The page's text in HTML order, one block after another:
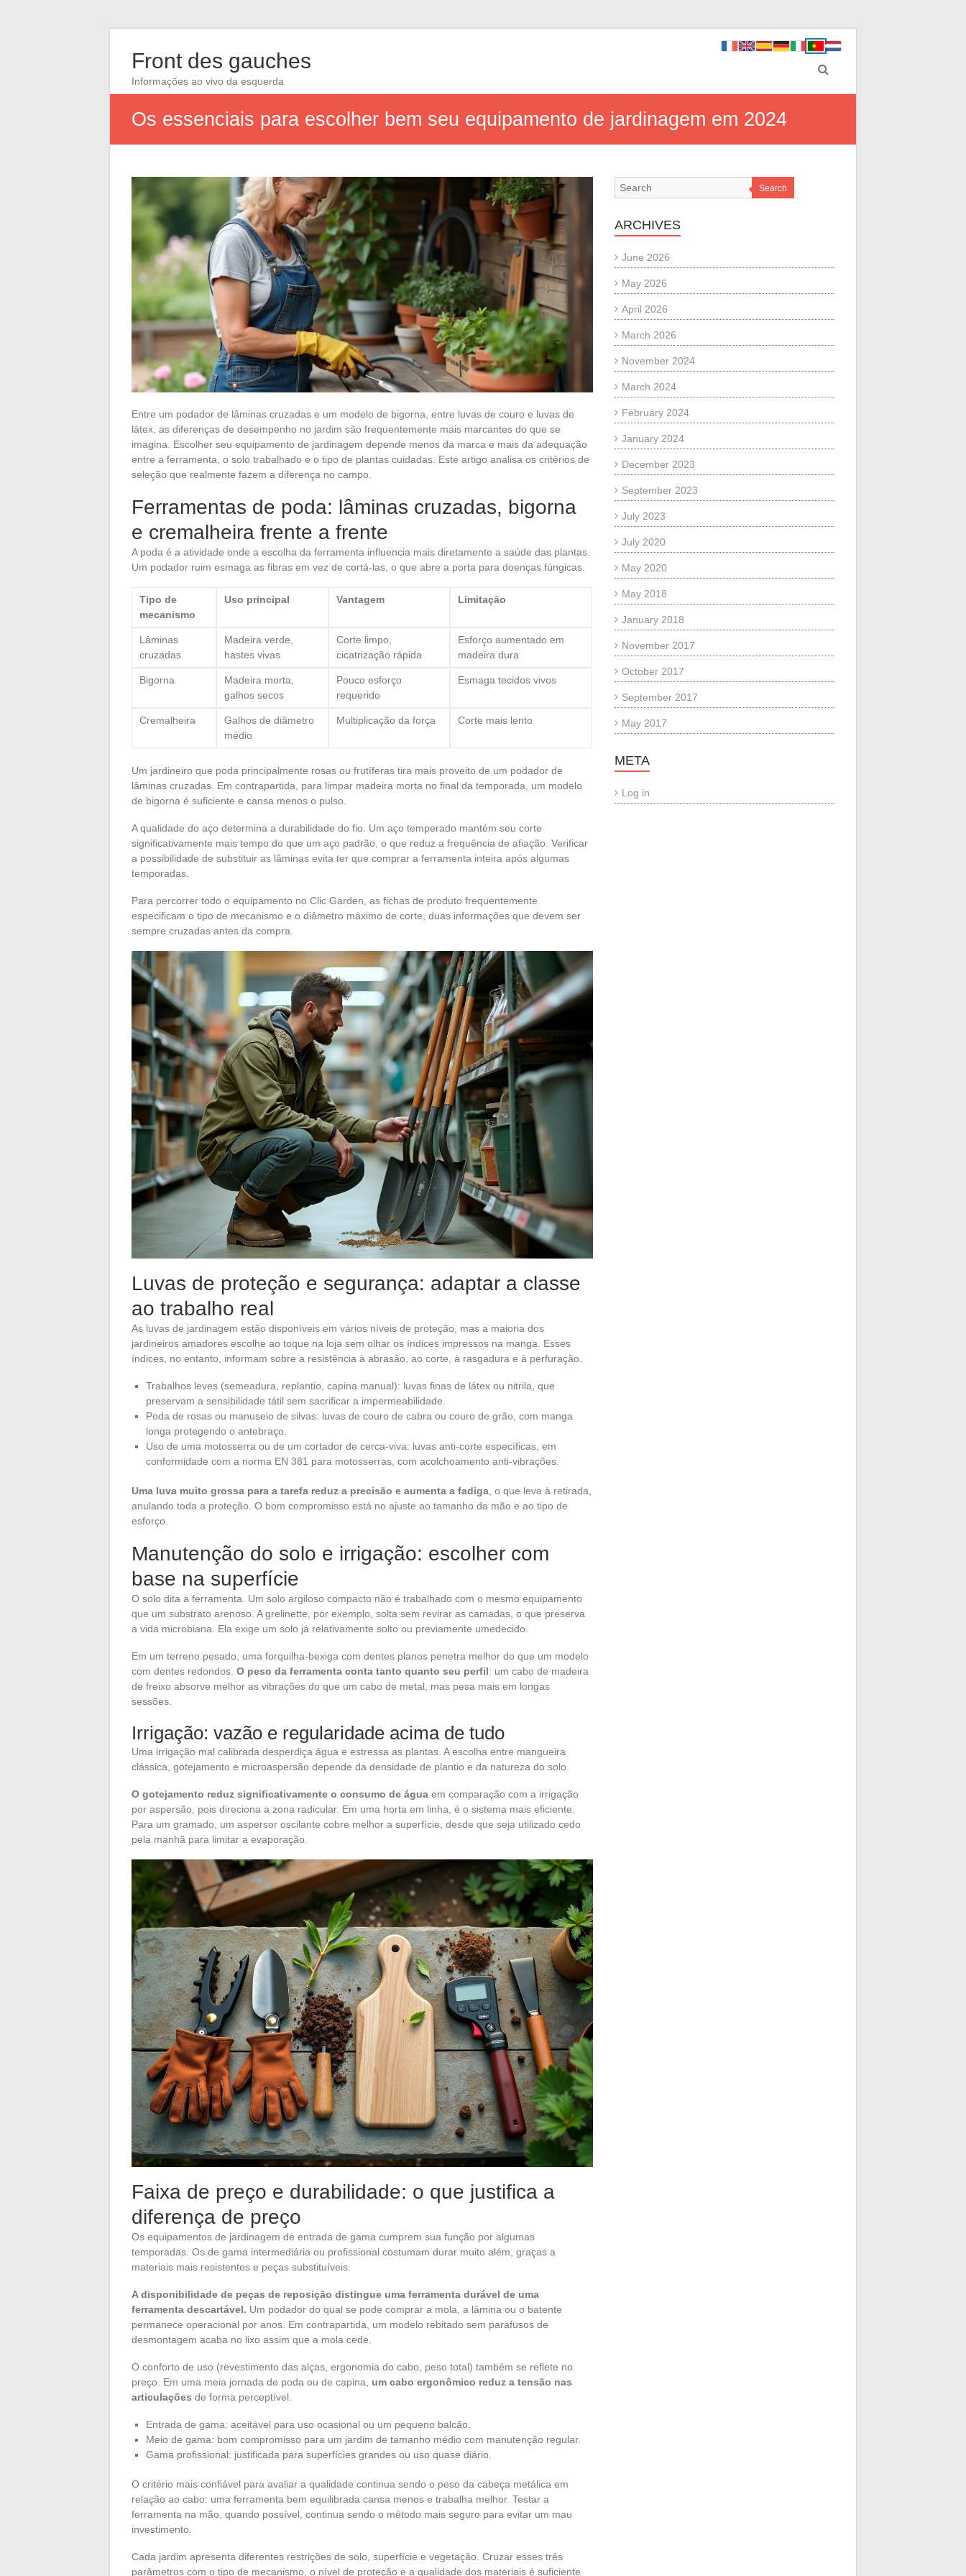
Front des gauches
Informações ao vivo da esquerda
Os essenciais para escolher bem seu equipamento de jardinagem em 2024
Entre um podador de lâminas cruzadas e um modelo de bigorna, entre luvas de couro e luvas de
látex, as diferenças de desempenho no jardim são frequentemente mais marcantes do que se
imagina. Escolher seu equipamento de jardinagem depende menos da marca e mais da adequação
entre a ferramenta, o solo trabalhado e o tipo de plantas cuidadas. Este artigo analisa os critérios de
seleção que realmente fazem a diferença no campo.
Ferramentas de poda: lâminas cruzadas, bigorna
e cremalheira frente a frente
A poda é a atividade onde a escolha da ferramenta influencia mais diretamente a saúde das plantas.
Um podador ruim esmaga as fibras em vez de cortá-las, o que abre a porta para doenças fúngicas.
Tipo de
mecanismo
Uso principal Vantagem Limitação
Lâminas
cruzadas
Madeira verde,
hastes vivas
Corte limpo,
cicatrização rápida
Esforço aumentado em
madeira dura
Bigorna
Madeira morta,
galhos secos
Pouco esforço
requerido
Esmaga tecidos vivos
Cremalheira
Galhos de diâmetro
médio
Multiplicação da força Corte mais lento
Um jardineiro que poda principalmente rosas ou frutíferas tira mais proveito de um podador de
lâminas cruzadas. Em contrapartida, para limpar madeira morta no final da temporada, um modelo
de bigorna é suficiente e cansa menos o pulso.
A qualidade do aço determina a durabilidade do fio. Um aço temperado mantém seu corte
significativamente mais tempo do que um aço padrão, o que reduz a frequência de afiação. Verificar
a possibilidade de substituir as lâminas evita ter que comprar a ferramenta inteira após algumas
temporadas.
Para percorrer todo o equipamento no Clic Garden, as fichas de produto frequentemente
especificam o tipo de mecanismo e o diâmetro máximo de corte, duas informações que devem ser
sempre cruzadas antes da compra.
Luvas de proteção e segurança: adaptar a classe
ao trabalho real
As luvas de jardinagem estão disponíveis em vários níveis de proteção, mas a maioria dos
jardineiros amadores escolhe ao toque na loja sem olhar os índices impressos na manga. Esses
índices, no entanto, informam sobre a resistência à abrasão, ao corte, à rasgadura e à perfuração.
Trabalhos leves (semeadura, replantio, capina manual): luvas finas de látex ou nitrila, que
preservam a sensibilidade tátil sem sacrificar a impermeabilidade.
Poda de rosas ou manuseio de silvas: luvas de couro de cabra ou couro de grão, com manga
longa protegendo o antebraço.
Uso de uma motosserra ou de um cortador de cerca-viva: luvas anti-corte específicas, em
conformidade com a norma EN 381 para motosserras, com acolchoamento anti-vibrações.
Uma luva muito grossa para a tarefa reduz a precisão e aumenta a fadiga , o que leva à retirada,
anulando toda a proteção. O bom compromisso está no ajuste ao tamanho da mão e ao tipo de
esforço.
Manutenção do solo e irrigação: escolher com
base na superfície
O solo dita a ferramenta. Um solo argiloso compacto não é trabalhado com o mesmo equipamento
que um substrato arenoso. A grelinette, por exemplo, solta sem revirar as camadas, o que preserva
a vida microbiana. Ela exige um solo já relativamente solto ou previamente umedecido.
Em um terreno pesado, uma forquilha-bexiga com dentes planos penetra melhor do que um modelo
com dentes redondos. O peso da ferramenta conta tanto quanto seu perfil: um cabo de madeira
de freixo absorve melhor as vibrações do que um cabo de metal, mas pesa mais em longas
sessões.
Irrigação: vazão e regularidade acima de tudo
Uma irrigação mal calibrada desperdiça água e estressa as plantas. A escolha entre mangueira
clássica, gotejamento e microaspersão depende da densidade de plantio e da natureza do solo.
O gotejamento reduz significativamente o consumo de água em comparação com a irrigação
por aspersão, pois direciona a zona radicular. Em uma horta em linha, é o sistema mais eficiente.
Para um gramado, um aspersor oscilante cobre melhor a superfície, desde que seja utilizado cedo
pela manhã para limitar a evaporação.
Faixa de preço e durabilidade: o que justifica a
diferença de preço
Os equipamentos de jardinagem de entrada de gama cumprem sua função por algumas
temporadas. Os de gama intermediária ou profissional costumam durar muito além, graças a
materiais mais resistentes e peças substituíveis.
A disponibilidade de peças de reposição distingue uma ferramenta durável de uma
ferramenta descartável. Um podador do qual se pode comprar a mola, a lâmina ou o batente
permanece operacional por anos. Em contrapartida, um modelo rebitado sem parafusos de
desmontagem acaba no lixo assim que a mola cede.
O conforto de uso (revestimento das alças, ergonomia do cabo, peso total) também se reflete no
preço. Em uma meia jornada de poda ou de capina, um cabo ergonômico reduz a tensão nas
articulações de forma perceptível.
Entrada de gama: aceitável para uso ocasional ou um pequeno balcão.
Meio de gama: bom compromisso para um jardim de tamanho médio com manutenção regular.
Gama profissional: justificada para superfícies grandes ou uso quase diário.
O critério mais confiável para avaliar a qualidade continua sendo o peso da cabeça metálica em
relação ao cabo: uma ferramenta bem equilibrada cansa menos e trabalha melhor. Testar a
ferramenta na mão, quando possível, continua sendo o método mais seguro para evitar um mau
investimento.
Cada jardim apresenta diferentes restrições de solo, superfície e vegetação. Cruzar esses três
parâmetros com o tipo de mecanismo, o nível de proteção e a qualidade dos materiais é suficiente
Search
ARCHIVES
June 2026
May 2026
April 2026
March 2026
November 2024
March 2024
February 2024
January 2024
December 2023
September 2023
July 2023
July 2020
May 2020
May 2018
January 2018
November 2017
October 2017
September 2017
May 2017
META
Log in